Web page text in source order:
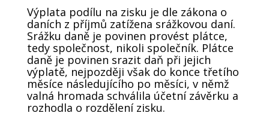
Výplata podílu na zisku je dle zákona o
daních z příjmů zatížena srážkovou daní.
Srážku daně je povinen provést plátce,
tedy společnost, nikoli společník. Plátce
daně je povinen srazit daň při jejich
výplatě, nejpozději však do konce třetího
měsíce následujícího po měsíci, v němž
valná hromada schválila účetní závěrku a
rozhodla o rozdělení zisku.